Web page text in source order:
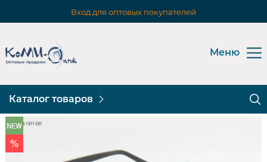
Вход для оптовых покупателей
Меню
Каталог товаров